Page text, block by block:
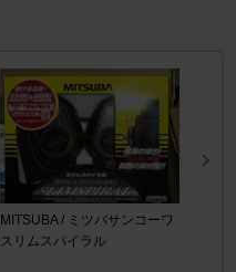
MITSUBA / ミツバサンコーワ
スリムスパイラル